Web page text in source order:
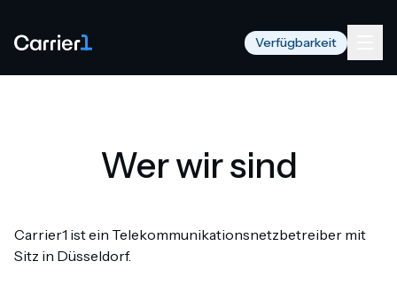
Verfügbarkeit
Wer wir sind
Carrier1 ist ein Telekommunikationsnetzbetreiber mit
Sitz in Düsseldorf.